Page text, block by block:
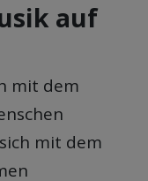
auf
mit dem
mit dem